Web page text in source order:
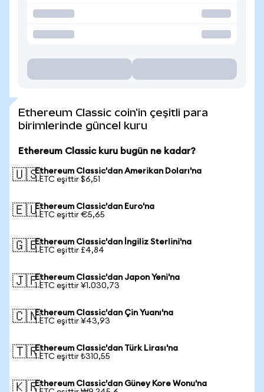
Ethereum Classic coin'in çeşitli para
birimlerinde güncel kuru
Ethereum Classic kuru bugün ne kadar?
🇺🇸Ethereum Classic'dan Amerikan Doları'na
1 ETC eşittir $6,51
🇪🇺Ethereum Classic'dan Euro'na
1 ETC eşittir €5,65
🇬🇧Ethereum Classic'dan İngiliz Sterlini'na
1 ETC eşittir £4,84
🇯🇵Ethereum Classic'dan Japon Yeni'na
1 ETC eşittir ¥1.030,73
🇨🇳Ethereum Classic'dan Çin Yuanı'na
1 ETC eşittir ¥43,93
🇹🇷Ethereum Classic'dan Türk Lirası'na
1 ETC eşittir ₺310,55
🇰🇷Ethereum Classic'dan Güney Kore Wonu'na